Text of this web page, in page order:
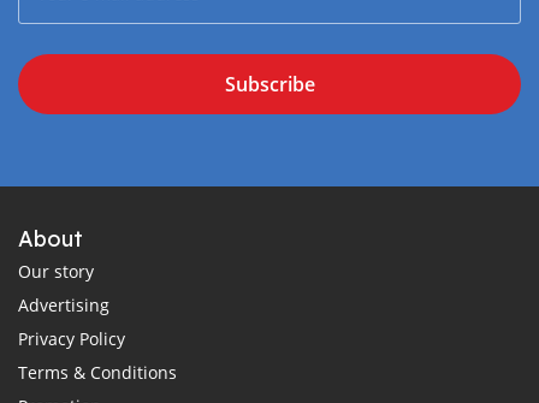
Subscribe
About
Our story
Advertising
Privacy Policy
Terms & Conditions